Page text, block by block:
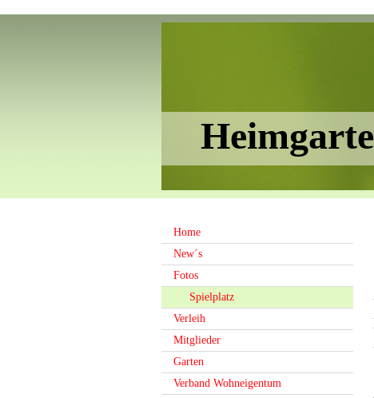
Home
New´s
Fotos
Spielplatz
Verleih
Mitglieder
Garten
Verband Wohneigentum